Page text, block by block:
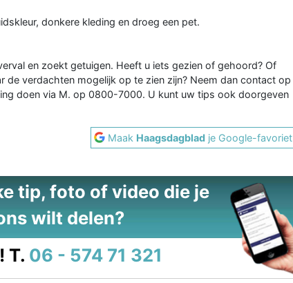
donkere kleding en droeg een pet.
en zoekt getuigen. Heeft u iets gezien of gehoord? Of
de verdachten mogelijk op te zien zijn? Neem dan contact op
doen via M. op 0800-7000. U kunt uw tips ook doorgeven
Maak Haagsdagblad je Google-favoriet
tip, foto of video die je
wilt delen?
T. 06 - 574 71 321